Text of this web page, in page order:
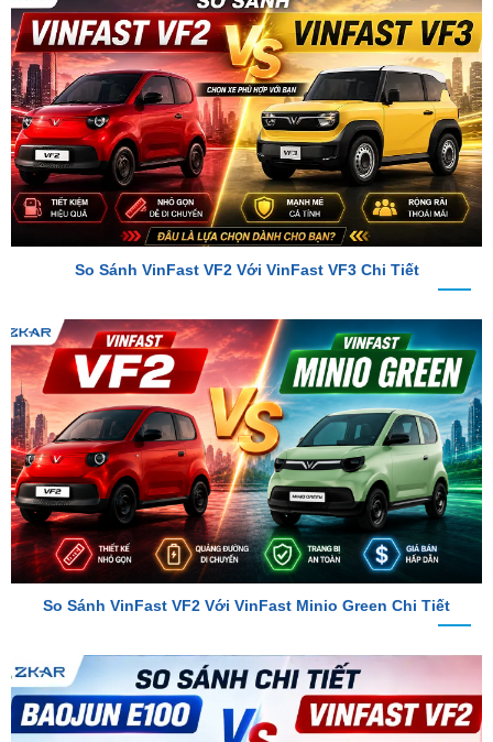
So Sánh VinFast VF2 Với VinFast VF3 Chi Tiết
So Sánh VinFast VF2 Với VinFast Minio Green Chi Tiết